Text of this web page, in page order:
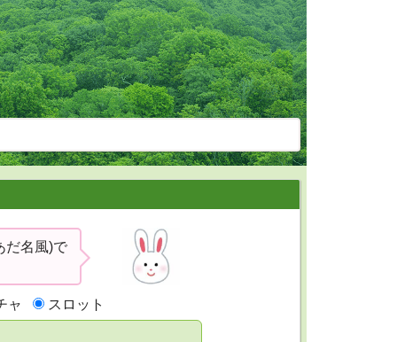
だ名風)で
ャ スロット